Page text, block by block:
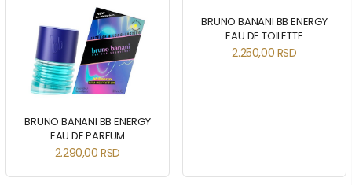
BRUNO BANANI BB ENERGY
EAU DE PARFUM
2.290,00RSD
BRUNO BANANI BB ENERGY
EAU DE TOILETTE
2.250,00 RSD